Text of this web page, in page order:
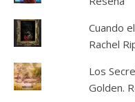
Cuando
Rachel
Los
Golden.